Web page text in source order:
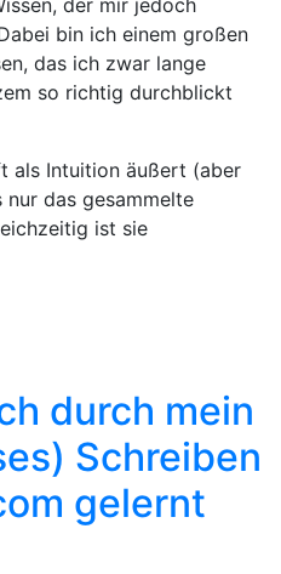
bin ich einem großen
das ich zwar lange
so richtig durchblickt
als Intuition äußert (aber
das gesammelte
ist sie
durch mein
Schreiben
gelernt